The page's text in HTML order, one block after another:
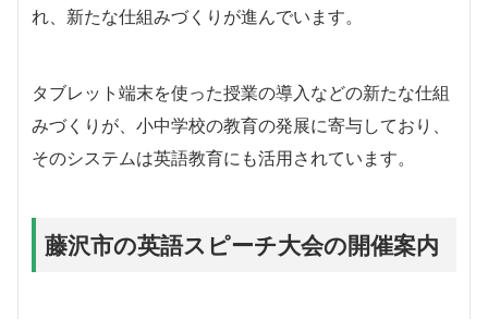
れ、新たな仕組みづくりが進んでいます。
タブレット端末を使った授業の導入などの新たな仕組
みづくりが、小中学校の教育の発展に寄与しており、
そのシステムは英語教育にも活用されています。
藤沢市の英語スピーチ大会の開催案内